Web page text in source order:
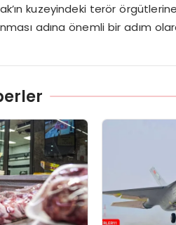
kuzeyindeki terör
adına önemli bir adım